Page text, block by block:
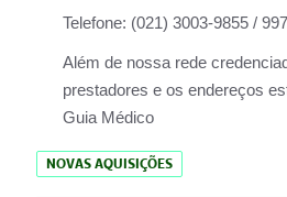
Telefone: (021) 3003-9855 /
Além de nossa rede
prestadores e os endereços
Guia Médico
NOVAS AQUISIÇÕES